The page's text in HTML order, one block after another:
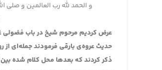
و الحمد لله رب العالمین و صلی
عرض کردیم مرحوم شیخ در باب فضولی غیر
حدیث عروه‌ی بارقی فرمودند جمله‌ای از
ذکر کردند که بعدها محل کلام شده بین